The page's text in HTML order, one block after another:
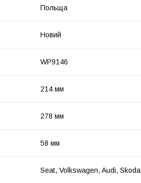
Польща
Новий
WP9146
214 мм
278 мм
58 мм
Seat, Volkswagen, Audi, Skoda